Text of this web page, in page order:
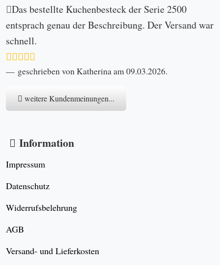
Das bestellte Kuchenbesteck der Serie 2500
entsprach genau der Beschreibung. Der Versand war
schnell.
geschrieben von Katherina am 09.03.2026.
weitere Kundenmeinungen...
Information
Impressum
Datenschutz
Widerrufsbelehrung
AGB
Versand- und Lieferkosten